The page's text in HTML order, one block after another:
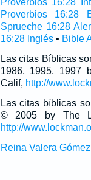
Proverbios 16:28
Proverbios 16:28
Sprueche 16:28
16:28 Inglés• Bible
Las citas Bíblicas
1986, 1995, 1997
Calif, http://
Las citas bíblicas
© 2005 by The
http://
Reina Valera